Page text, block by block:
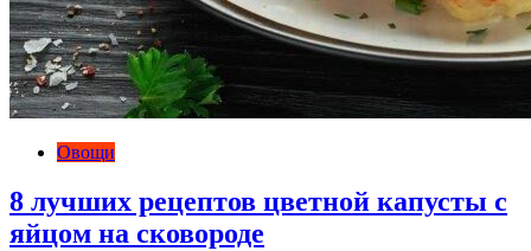
Овощи
8 лучших рецептов цветной капусты с
яйцом на сковороде